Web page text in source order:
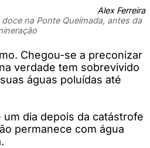
Alex Ferreira
na Ponte Queimada, antes da
Chegou-se a preconizar
verdade tem sobrevivido
águas poluídas até
um dia depois da catástrofe
permanece com água